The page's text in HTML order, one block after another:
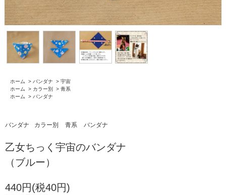
ホーム > バンダナ > 宇宙
ホーム
> カラー別 > 青系
ホーム
> バンダナ
バンダナ カラー別 青系 バンダナ
乙女ちっく宇宙のバンダナ
（ブルー）
440円(税40円)